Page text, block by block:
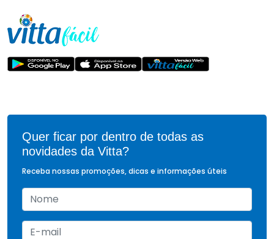
Quer ficar por dentro de todas as
novidades da Vitta?
Receba nossas promoções, dicas e informações úteis